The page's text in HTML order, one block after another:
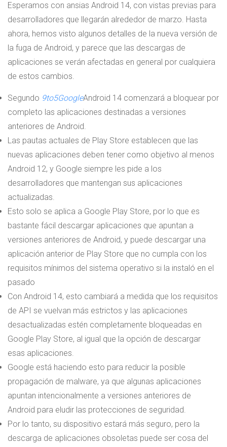
Esperamos con ansias Android 14, con vistas previas para
desarrolladores que llegarán alrededor de marzo. Hasta
ahora, hemos visto algunos detalles de la nueva versión de
la fuga de Android, y parece que las descargas de
aplicaciones se verán afectadas en general por cualquiera
de estos cambios.
Segundo 9to5GoogleAndroid 14 comenzará a bloquear por
completo las aplicaciones destinadas a versiones
anteriores de Android.
Las pautas actuales de Play Store establecen que las
nuevas aplicaciones deben tener como objetivo al menos
Android 12, y Google siempre les pide a los
desarrolladores que mantengan sus aplicaciones
actualizadas.
Esto solo se aplica a Google Play Store, por lo que es
bastante fácil descargar aplicaciones que apuntan a
versiones anteriores de Android, y puede descargar una
aplicación anterior de Play Store que no cumpla con los
requisitos mínimos del sistema operativo si la instaló en el
pasado
Con Android 14, esto cambiará a medida que los requisitos
de API se vuelvan más estrictos y las aplicaciones
desactualizadas estén completamente bloqueadas en
Google Play Store, al igual que la opción de descargar
esas aplicaciones.
Google está haciendo esto para reducir la posible
propagación de malware, ya que algunas aplicaciones
apuntan intencionalmente a versiones anteriores de
Android para eludir las protecciones de seguridad.
Por lo tanto, su dispositivo estará más seguro, pero la
descarga de aplicaciones obsoletas puede ser cosa del